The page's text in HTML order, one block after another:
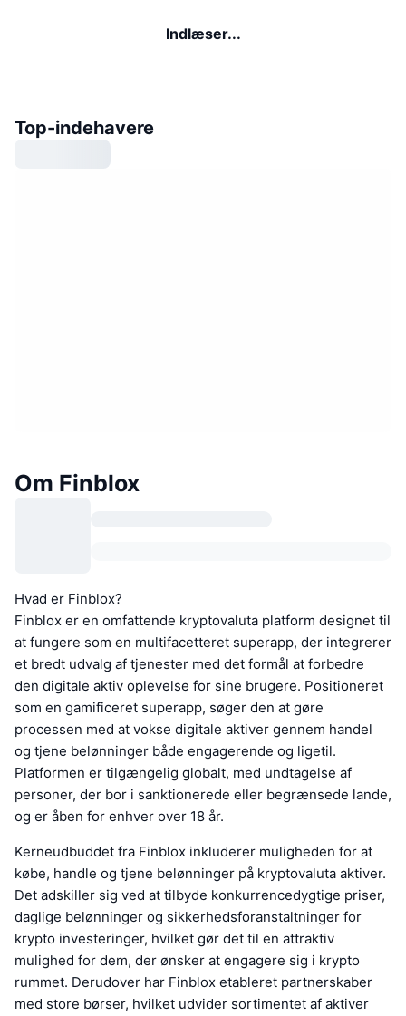
Indlæser...
Top-indehavere
Om Finblox
Hvad er Finblox?
Finblox er en omfattende kryptovaluta platform designet til
at fungere som en multifacetteret superapp, der integrerer
et bredt udvalg af tjenester med det formål at forbedre
den digitale aktiv oplevelse for sine brugere. Positioneret
som en gamificeret superapp, søger den at gøre
processen med at vokse digitale aktiver gennem handel
og tjene belønninger både engagerende og ligetil.
Platformen er tilgængelig globalt, med undtagelse af
personer, der bor i sanktionerede eller begrænsede lande,
og er åben for enhver over 18 år.
Kerneudbuddet fra Finblox inkluderer muligheden for at
købe, handle og tjene belønninger på kryptovaluta aktiver.
Det adskiller sig ved at tilbyde konkurrencedygtige priser,
daglige belønninger og sikkerhedsforanstaltninger for
krypto investeringer, hvilket gør det til en attraktiv
mulighed for dem, der ønsker at engagere sig i krypto
rummet. Derudover har Finblox etableret partnerskaber
med store børser, hvilket udvider sortimentet af aktiver